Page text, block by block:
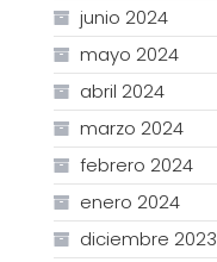
junio 2024
mayo 2024
abril 2024
marzo 2024
febrero 2024
enero 2024
diciembre 2023